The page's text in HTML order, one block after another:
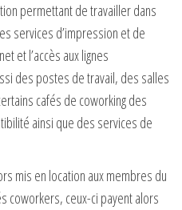
permettant de travailler dans
services d’impression et de
et l’accès aux lignes
des postes de travail, des salles
cafés de coworking des
ainsi que des services de
mis en location aux membres du
coworkers, ceux-ci payent alors